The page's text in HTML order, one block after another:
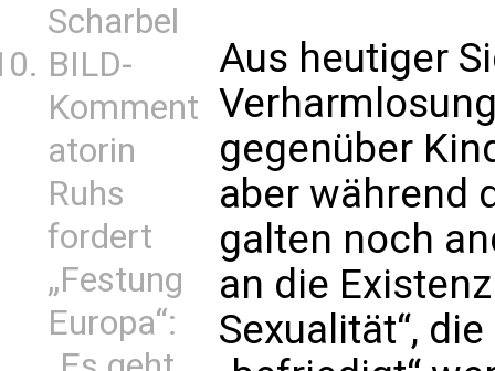
Scharbel
BILD-
Komment
atorin
Ruhs
fordert
„Festung
Europa“:
Aus heutiger
gegenüber
aber während
galten noch
an die
Sexualität“,